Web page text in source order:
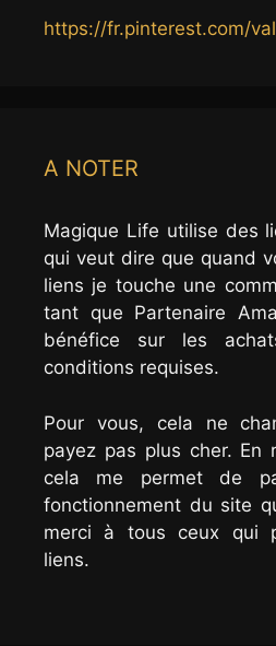
https://fr.pinterest.com/
A NOTER
Magique Life utilise des
qui veut dire que quand
liens je touche une
tant que Partenaire
bénéfice sur les
conditions requises.
Pour vous, cela ne
payez pas plus cher. En
cela me permet de
fonctionnement du site
merci à tous ceux qui
liens.